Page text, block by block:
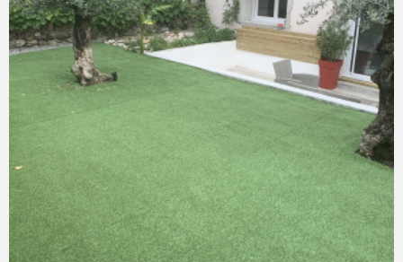
ESTIMER
VENDRE